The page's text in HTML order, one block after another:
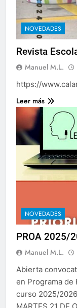
NOVEDADES
Revista
Manuel M.L.
https://
Leer más
NOVEDADES
PROA 2025/
Manuel M.L.
Abierta
en Programa de
curso 2025/